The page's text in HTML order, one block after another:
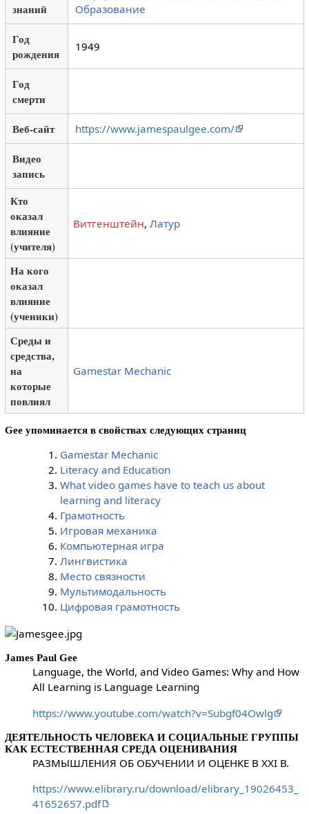
знаний
Образование
Год
рождения
1949
Год
смерти
Веб-сайт
https://www.jamespaulgee.com/
Видео
запись
Кто
оказал
влияние
(учителя)
Витгенштейн,Латур
На кого
оказал
влияние
(ученики)
Среды и
средства,
на
которые
повлиял
Gamestar Mechanic
Gee упоминается в свойствах следующих страниц
Gamestar Mechanic
Literacy and Education
What video games have to teach us about
learning and literacy
Грамотность
Игровая механика
Компьютерная игра
Лингвистика
Место связности
Мультимодальность
Цифровая грамотность
James Paul Gee
Language, the World, and Video Games: Why and How
All Learning is Language Learning
https://www.youtube.com/watch?v=Subgf04Owlg
ДЕЯТЕЛЬНОСТЬ ЧЕЛОВЕКА И СОЦИАЛЬНЫЕ ГРУППЫ
КАК ЕСТЕСТВЕННАЯ СРЕДА ОЦЕНИВАНИЯ
РАЗМЫШЛЕНИЯ ОБ ОБУЧЕНИИ И ОЦЕНКЕ В XXI В.
https://www.elibrary.ru/download/elibrary_19026453_
41652657.pdf